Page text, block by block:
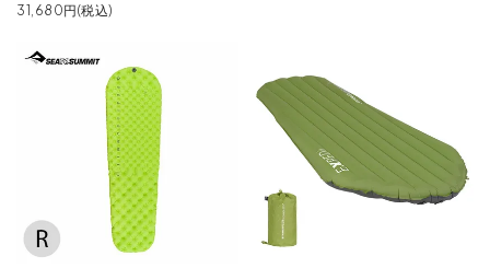
31,680円(税込)